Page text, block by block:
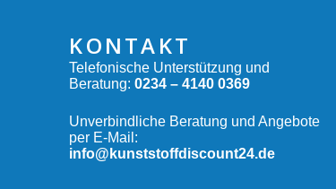
KONTAKT
Telefonische Unterstützung und
Beratung: 0234 – 4140 0369
Unverbindliche Beratung und Angebote
per E-Mail:
info@kunststoffdiscount24.de